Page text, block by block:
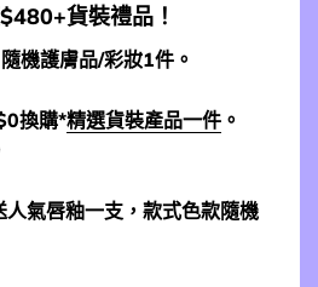
貨裝禮品！
機護膚品/彩妝1件。
換購*精選貨裝產品一件 。
氣唇釉一支，款式色款隨機